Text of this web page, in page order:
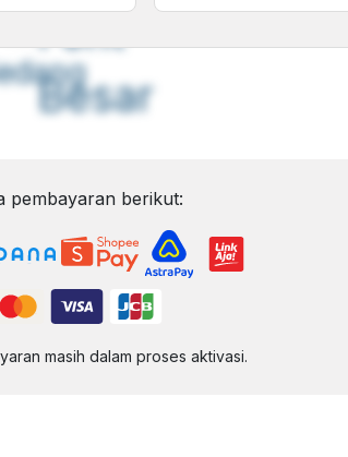
Besar
pembayaran berikut:
masih dalam proses aktivasi.